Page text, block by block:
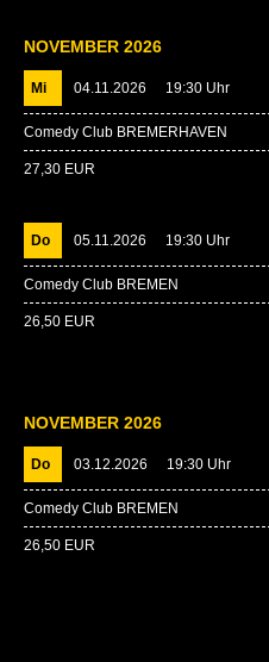
NOVEMBER 2026
Mi 04.11.2026 19:30 Uhr
Comedy Club BREMERHAVEN
27,30 EUR
Do 05.11.2026 19:30 Uhr
Comedy Club BREMEN
26,50 EUR
NOVEMBER 2026
Do 03.12.2026 19:30 Uhr
Comedy Club BREMEN
26,50 EUR